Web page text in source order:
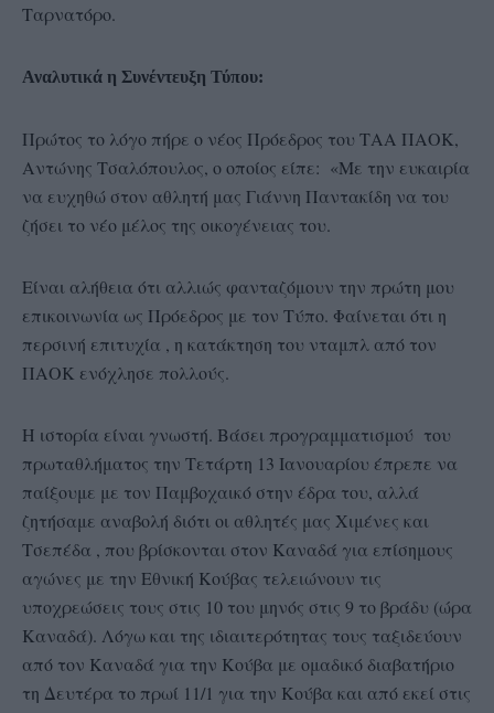
Ταρνατόρο.
Αναλυτικά η Συνέντευξη Τύπου:
Πρώτος το λόγο πήρε ο νέος Πρόεδρος του ΤΑΑ ΠΑΟΚ,
Αντώνης Τσαλόπουλος, ο οποίος είπε: «Με την ευκαιρία
να ευχηθώ στον αθλητή μας Γιάννη Παντακίδη να του
ζήσει το νέο μέλος της οικογένειας του.
Είναι αλήθεια ότι αλλιώς φανταζόμουν την πρώτη μου
επικοινωνία ως Πρόεδρος με τον Τύπο. Φαίνεται ότι η
περσινή επιτυχία , η κατάκτηση του νταμπλ από τον
ΠΑΟΚ ενόχλησε πολλούς.
Η ιστορία είναι γνωστή. Βάσει προγραμματισμού του
πρωταθλήματος την Τετάρτη 13 Ιανουαρίου έπρεπε να
παίξουμε με τον Παμβοχαικό στην έδρα του, αλλά
ζητήσαμε αναβολή διότι οι αθλητές μας Χιμένες και
Τσεπέδα , που βρίσκονται στον Καναδά για επίσημους
αγώνες με την Εθνική Κούβας τελειώνουν τις
υποχρεώσεις τους στις 10 του μηνός στις 9 το βράδυ (ώρα
Καναδά). Λόγω και της ιδιαιτερότητας τους ταξιδεύουν
από τον Καναδά για την Κούβα με ομαδικό διαβατήριο
τη Δευτέρα το πρωί 11/1 για την Κούβα και από εκεί στις